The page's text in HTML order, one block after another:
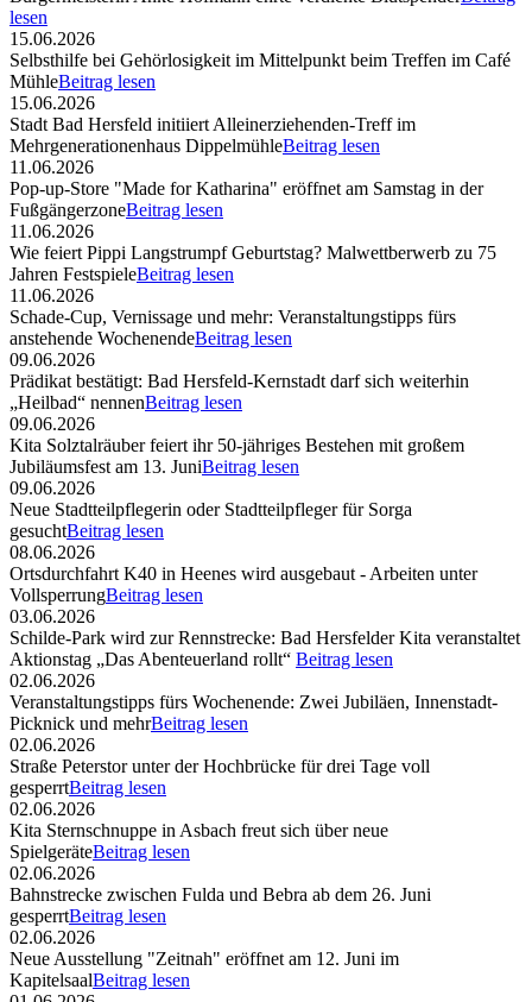
lesen
15.06.2026
Selbsthilfe bei Gehörlosigkeit im Mittelpunkt beim Treffen im Café
MühleBeitrag lesen
15.06.2026
Stadt Bad Hersfeld initiiert Alleinerziehenden-Treff im
Mehrgenerationenhaus DippelmühleBeitrag lesen
11.06.2026
Pop-up-Store "Made for Katharina" eröffnet am Samstag in der
FußgängerzoneBeitrag lesen
11.06.2026
Wie feiert Pippi Langstrumpf Geburtstag? Malwettberwerb zu 75
Jahren FestspieleBeitrag lesen
11.06.2026
Schade-Cup, Vernissage und mehr: Veranstaltungstipps fürs
anstehende WochenendeBeitrag lesen
09.06.2026
Prädikat bestätigt: Bad Hersfeld-Kernstadt darf sich weiterhin
„Heilbad“ nennenBeitrag lesen
09.06.2026
Kita Solztalräuber feiert ihr 50-jähriges Bestehen mit großem
Jubiläumsfest am 13. JuniBeitrag lesen
09.06.2026
Neue Stadtteilpflegerin oder Stadtteilpfleger für Sorga
gesuchtBeitrag lesen
08.06.2026
Ortsdurchfahrt K40 in Heenes wird ausgebaut - Arbeiten unter
VollsperrungBeitrag lesen
03.06.2026
Schilde-Park wird zur Rennstrecke: Bad Hersfelder Kita veranstaltet
Aktionstag „Das Abenteuerland rollt“ Beitrag lesen
02.06.2026
Veranstaltungstipps fürs Wochenende: Zwei Jubiläen, Innenstadt-
Picknick und mehrBeitrag lesen
02.06.2026
Straße Peterstor unter der Hochbrücke für drei Tage voll
gesperrtBeitrag lesen
02.06.2026
Kita Sternschnuppe in Asbach freut sich über neue
SpielgeräteBeitrag lesen
02.06.2026
Bahnstrecke zwischen Fulda und Bebra ab dem 26. Juni
gesperrtBeitrag lesen
02.06.2026
Neue Ausstellung "Zeitnah" eröffnet am 12. Juni im
KapitelsaalBeitrag lesen